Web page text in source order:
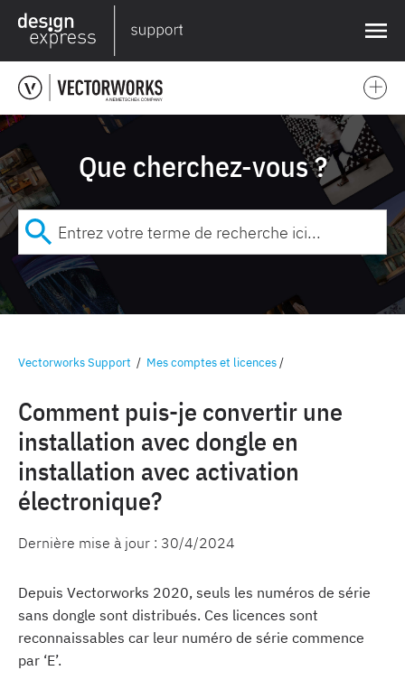
❌
Que cherchez-vous ?
Vectorworks Support / Mes comptes et licences/
Comment puis-je convertir une
installation avec dongle en
installation avec activation
électronique?
Dernière mise à jour : 30/4/2024
Depuis Vectorworks 2020, seuls les numéros de série
sans dongle sont distribués. Ces licences sont
reconnaissables car leur numéro de série commence
par ‘E’.